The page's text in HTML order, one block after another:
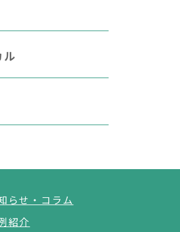
ル
らせ・コラム
紹介